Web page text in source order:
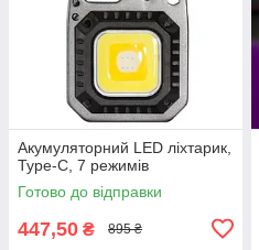
Акумуляторний LED ліхтарик,
Type-C, 7 режимів
Готово до відправки
447,50 ₴ 895 ₴